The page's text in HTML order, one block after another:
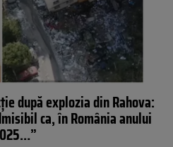
după explozia din Rahova:
ca, în România anului